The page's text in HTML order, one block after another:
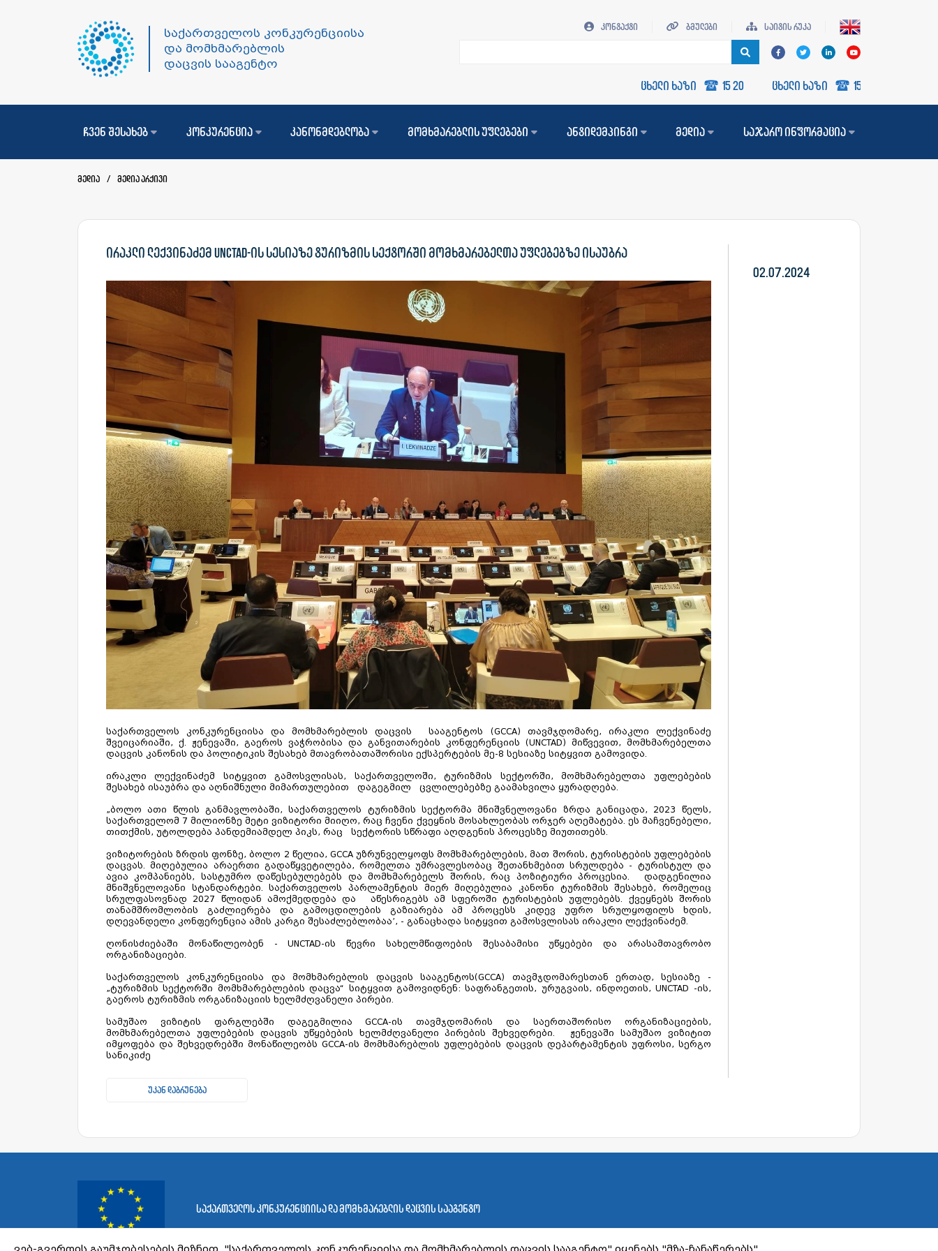
ცხელი ხაზი 15 20 ცხელი ხაზი 15 20
საქართველოს კონკურენციისა
და მომხმარებლის
დაცვის სააგენტო
კონტაქტი ბმულები საიტის რუკა
ჩვენ შესახებ კონკურენცია კანონმდებლობა მომხმარებლის უფლებები ანტიდემპინგი მედია საჯარო ინფორმაცია
მედია / მედია არქივი
ირაკლი ლექვინაძემ UNCTAD-ის სესიაზე ტურიზმის სექტორში მომხმარებელთა უფლებებზე ისაუბრა
საქართველოს კონკურენციისა და მომხმარებლის დაცვის სააგენტოს (GCCA) თავმჯდომარე, ირაკლი ლექვინაძე
შვეიცარიაში, ქ. ჟენევაში, გაეროს ვაჭრობისა და განვითარების კონფერენციის (UNCTAD) მიწვევით, მომხმარებელთა
დაცვის კანონის და პოლიტიკის შესახებ მთავრობათაშორისი ექსპერტების მე-8 სესიაზე სიტყვით გამოვიდა.
ირაკლი ლექვინაძემ სიტყვით გამოსვლისას, საქართველოში, ტურიზმის სექტორში, მომხმარებელთა უფლებების
შესახებ ისაუბრა და აღნიშნული მიმართულებით დაგეგმილ ცვლილებებზე გაამახვილა ყურადღება.
„ბოლო ათი წლის განმავლობაში, საქართველოს ტურიზმის სექტორმა მნიშვნელოვანი ზრდა განიცადა, 2023 წელს,
საქართველომ 7 მილიონზე მეტი ვიზიტორი მიიღო, რაც ჩვენი ქვეყნის მოსახლეობას ორჯერ აღემატება. ეს მაჩვენებელი,
თითქმის, უტოლდება პანდემიამდელ პიკს, რაც სექტორის სწრაფი აღდგენის პროცესზე მიუთითებს.
ვიზიტორების ზრდის ფონზე, ბოლო 2 წელია, GCCA უზრუნველყოფს მომხმარებლების, მათ შორის, ტურისტების უფლებების
დაცვას. მიღებულია არაერთი გადაწყვეტილება, რომელთა უმრავლესობაც შეთანხმებით სრულდება - ტურისტულ და
ავია კომპანიებს, სასტუმრო დაწესებულებებს და მომხმარებელს შორის, რაც პოზიტიური პროცესია. დადგენილია
მნიშვნელოვანი სტანდარტები. საქართველოს პარლამენტის მიერ მიღებულია კანონი ტურიზმის შესახებ, რომელიც
სრულფასოვნად 2027 წლიდან ამოქმედდება და აწესრიგებს ამ სფეროში ტურისტების უფლებებს. ქვეყნებს შორის
თანამშრომლობის გაძლიერება და გამოცდილების გაზიარება ამ პროცესს კიდევ უფრო სრულყოფილს ხდის,
დღევანდელი კონფერენცია ამის კარგი შესაძლებლობაა’, - განაცხადა სიტყვით გამოსვლისას ირაკლი ლექვინაძემ.
ღონისძიებაში მონაწილეობენ - UNCTAD-ის წევრი სახელმწიფოების შესაბამისი უწყებები და არასამთავრობო
ორგანიზაციები.
საქართველოს კონკურენციისა და მომხმარებლის დაცვის სააგენტოს(GCCA) თავმჯდომარესთან ერთად, სესიაზე -
„ტურიზმის სექტორში მომხმარებლების დაცვა“ სიტყვით გამოვიდნენ: საფრანგეთის, ურუგვაის, ინდოეთის, UNCTAD -ის,
გაეროს ტურიზმის ორგანიზაციის ხელმძღვანელი პირები.
სამუშაო ვიზიტის ფარგლებში დაგეგმილია GCCA-ის თავმჯდომარის და საერთაშორისო ორგანიზაციების,
მომხმარებელთა უფლებების დაცვის უწყებების ხელმძღვანელი პირების შეხვედრები. ჟენევაში სამუშაო ვიზიტით
იმყოფება და შეხვედრებში მონაწილეობს GCCA-ის მომხმარებლის უფლებების დაცვის დეპარტამენტის უფროსი, სერგო
სანიკიძე
02.07.2024
უკან დაბრუნება
საქართველოს კონკურენციისა და მომხმარებლის დაცვის სააგენტო